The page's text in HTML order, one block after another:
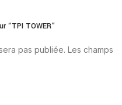
“TPI TOWER”
pas publiée. Les champs